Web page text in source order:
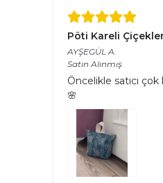
Pöti Kareli
AYŞEGÜL A.
Satın Alınmış
Öncelikle satıcı
🌸